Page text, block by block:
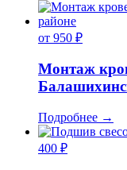
от 950 ₽
Монтаж
Подробнее →
400 ₽